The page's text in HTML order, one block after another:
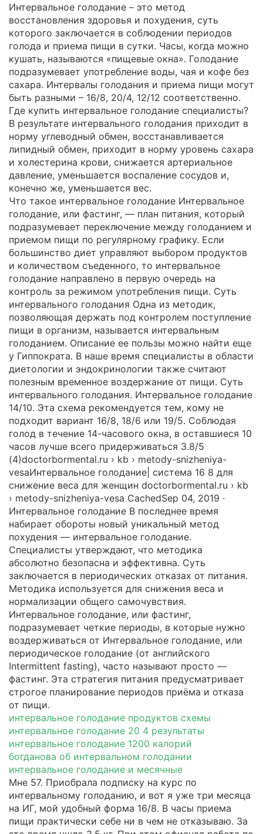
Интервальное голодание – это метод
восстановления здоровья и похудения, суть
которого заключается в соблюдении периодов
голода и приема пищи в сутки. Часы, когда можно
кушать, называются «пищевые окна». Голодание
подразумевает употребление воды, чая и кофе без
сахара. Интервалы голодания и приема пищи могут
быть разными – 16/8, 20/4, 12/12 соответственно.
Где купить интервальное голодание специалисты?
В результате интервального голодания приходит в
норму углеводный обмен, восстанавливается
липидный обмен, приходит в норму уровень сахара
и холестерина крови, снижается артериальное
давление, уменьшается воспаление сосудов и,
конечно же, уменьшается вес.
Что такое интервальное голодание Интервальное
голодание, или фастинг, — план питания, который
подразумевает переключение между голоданием и
приемом пищи по регулярному графику. Если
большинство диет управляют выбором продуктов
и количеством съеденного, то интервальное
голодание направлено в первую очередь на
контроль за режимом употребления пищи. Суть
интервального голодания Одна из методик,
позволяющая держать под контролем поступление
пищи в организм, называется интервальным
голоданием. Описание ее пользы можно найти еще
у Гиппократа. В наше время специалисты в области
диетологии и эндокринологии также считают
полезным временное воздержание от пищи. Суть
интервального голодания. Интервальное голодание
14/10. Эта схема рекомендуется тем, кому не
подходит вариант 16/8, 18/6 или 19/5. Соблюдая
голод в течение 14-часового окна, в оставшиеся 10
часов лучше всего придерживаться 3.8/5
(4)doctorbormental.ru › kb › metody-snizheniya-
vesaИнтервальное голодание| система 16 8 для
снижение веса для женщин doctorbormental.ru › kb
› metody-snizheniya-vesa CachedSep 04, 2019 ·
Интервальное голодание В последнее время
набирает обороты новый уникальный метод
похудения — интервальное голодание.
Специалисты утверждают, что методика
абсолютно безопасна и эффективна. Суть
заключается в периодических отказах от питания.
Методика используется для снижения веса и
нормализации общего самочувствия.
Интервальное голодание, или фастинг,
подразумевает четкие периоды, в которые нужно
воздерживаться от Интервальное голодание, или
периодическое голодание (от английского
Intermittent fasting), часто называют просто —
фастинг. Эта стратегия питания предусматривает
строгое планирование периодов приёма и отказа
от пищи.
интервальное голодание продуктов схемы
интервальное голодание 20 4 результаты
интервальное голодание 1200 калорий
богданова об интервальном голодании
интервальное голодание и месячные
Мне 57. Приобрала подписку на курс по
интервальному голоданию, и вот я уже три месяца
на ИГ, мой удобный форма 16/8. В часы приема
пищи практически себе ни в чем не отказываю. За